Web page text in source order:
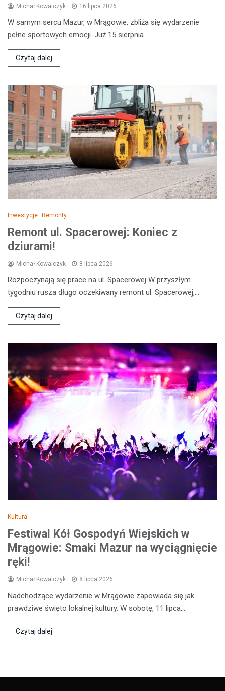
Michał Kowalczyk 16 lipca 2026
W samym sercu Mazur, w Mrągowie, zbliża się wydarzenie
pełne sportowych emocji. Już 15 sierpnia…
Czytaj dalej
Inwestycje Remonty
Remont ul. Spacerowej: Koniec z
dziurami!
Michał Kowalczyk 8 lipca 2026
Rozpoczynają się prace na ul. Spacerowej W przyszłym
tygodniu rusza długo oczekiwany remont ul. Spacerowej,…
Czytaj dalej
Kultura
Festiwal Kół Gospodyń Wiejskich w
Mrągowie: Smaki Mazur na wyciągnięcie
ręki!
Michał Kowalczyk 8 lipca 2026
Nadchodzące wydarzenie w Mrągowie zapowiada się jak
prawdziwe święto lokalnej kultury. W sobotę, 11 lipca,…
Czytaj dalej